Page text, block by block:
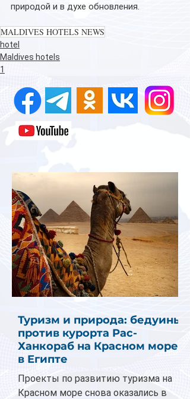
природой и в духе обновления.
MALDIVES HOTELS NEWS
hotel
Maldives hotels
1
Туризм и природа: бедуины
против курорта Рас-
Ханкораб на Красном море
в Египте
Проекты по развитию туризма на
Красном море снова оказались в